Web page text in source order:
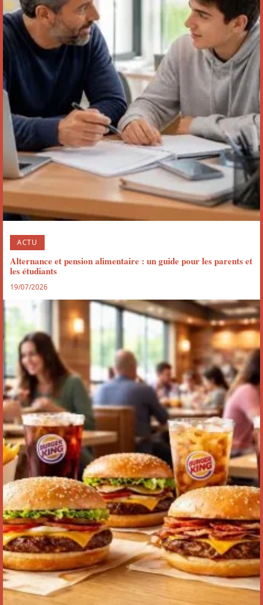
ACTU
Alternance et pension alimentaire : un guide pour les parents et
les étudiants
19/07/2026